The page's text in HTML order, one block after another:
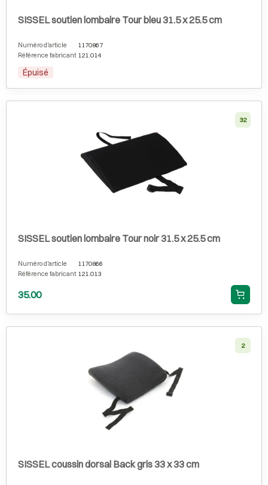
SISSEL soutien lombaire Tour bleu 31.5 x 25.5 cm
Numéro d'article
1170867
Référence fabricant 121.014
Épuisé
32
SISSEL soutien lombaire Tour noir 31.5 x 25.5 cm
Numéro d'article
1170866
Référence fabricant 121.013
35.00
2
SISSEL coussin dorsal Back gris 33 x 33 cm